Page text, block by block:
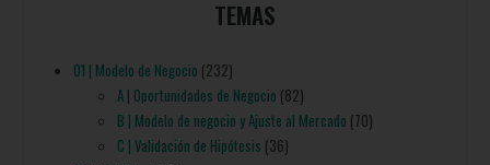
TEMAS
01 | Modelo de Negocio (232)
A | Oportunidades de Negocio (82)
B | Modelo de negocio y Ajuste al Mercado (70)
C | Validación de Hipótesis (36)